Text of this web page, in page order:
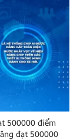
500000 điểm
đạt 500000